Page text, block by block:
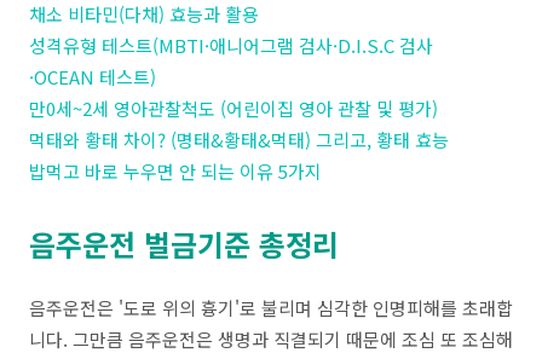
채소 비타민(다채) 효능과 활용
성격유형 테스트(MBTI·애니어그램 검사·D.I.S.C 검사
·OCEAN 테스트)
만0세~2세 영아관찰척도 (어린이집 영아 관찰 및 평가)
먹태와 황태 차이? (명태&황태&먹태) 그리고, 황태 효능
밥먹고 바로 누우면 안 되는 이유 5가지
음주운전 벌금기준 총정리
음주운전은 '도로 위의 흉기'로 불리며 심각한 인명피해를 초래합
니다. 그만큼 음주운전은 생명과 직결되기 때문에 조심 또 조심해